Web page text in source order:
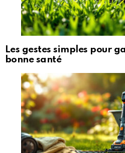
Les gestes simples pour
bonne santé